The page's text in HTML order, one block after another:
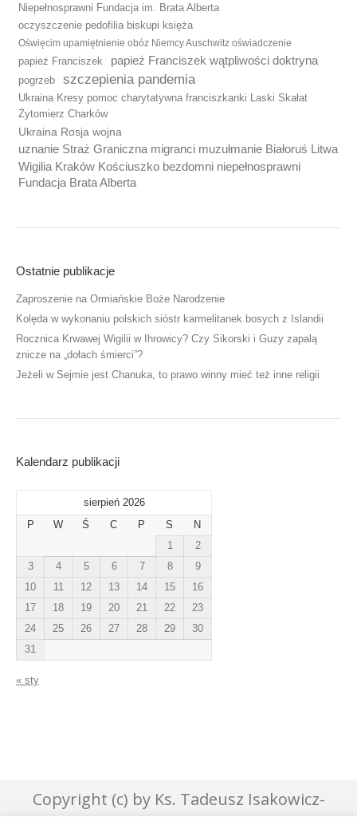
Niepełnosprawni Fundacja im. Brata Alberta
oczyszczenie pedofilia biskupi księża
Oświęcim upamiętnienie obóz Niemcy Auschwitz oświadczenie
papież Franciszek papież Franciszek wątpliwości doktryna
pogrzeb szczepienia pandemia
Ukraina Kresy pomoc charytatywna franciszkanki Laski Skałat
Żytomierz Charków
Ukraina Rosja wojna
uznanie Straż Graniczna migranci muzułmanie Białoruś Litwa
Wigilia Kraków Kościuszko bezdomni niepełnosprawni
Fundacja Brata Alberta
Ostatnie publikacje
Zaproszenie na Ormiańskie Boże Narodzenie
Kolęda w wykonaniu polskich sióstr karmelitanek bosych z Islandii
Rocznica Krwawej Wigilii w Ihrowicy? Czy Sikorski i Guzy zapalą
znicze na „dołach śmierci”?
Jeżeli w Sejmie jest Chanuka, to prawo winny mieć też inne religii
Kalendarz publikacji
sierpień 2026
P
W Ś C P S
N
1
2
3
4 5 6 7 8
9
10
11 12 13 14 15
16
17
18 19 20 21 22
23
24
25 26 27 28 29
30
31
« sty
Copyright (c) by Ks. Tadeusz Isakowicz-